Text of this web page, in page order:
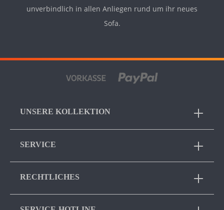
unverbindlich in allen Anliegen rund um ihr neues
Sofa.
UNSERE KOLLEKTION
SERVICE
RECHTLICHES